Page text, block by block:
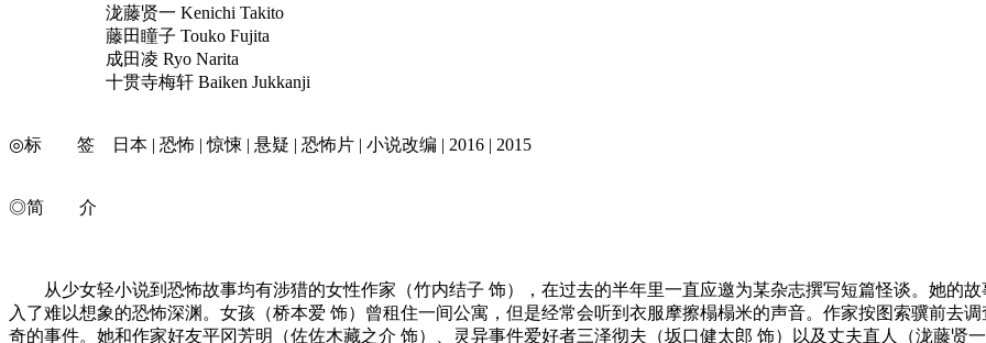
泷藤贤一 Kenichi Takito
藤田瞳子 Touko Fujita
成田凌 Ryo Narita
十贯寺梅轩 Baiken Jukkanji
◎标 签 日本 | 恐怖 | 惊悚 | 悬疑 | 恐怖片 | 小说改编 | 2016 | 2015
◎简 介
从少女轻小说到恐怖故事均有涉猎的女性作家（竹内结子 饰），在过去的半年里一直应邀为某杂志撰写短篇怪谈。她的
入了难以想象的恐怖深渊。女孩（桥本爱 饰）曾租住一间公寓，但是经常会听到衣服摩擦榻榻米的声音。作家按图索骥前去
奇的事件。她和作家好友平冈芳明（佐佐木藏之介 饰）、灵异事件爱好者三泽彻夫（坂口健太郎 饰）以及丈夫直人（泷藤贤